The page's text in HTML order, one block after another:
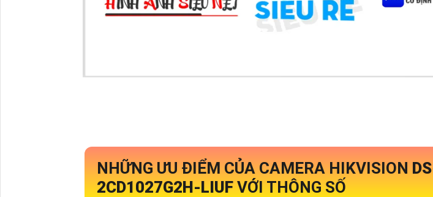
NHỮNG ƯU ĐIỂM CỦA CAMERA HIKVISION
2CD1027G2H-LIUF VỚI THÔNG SỐ